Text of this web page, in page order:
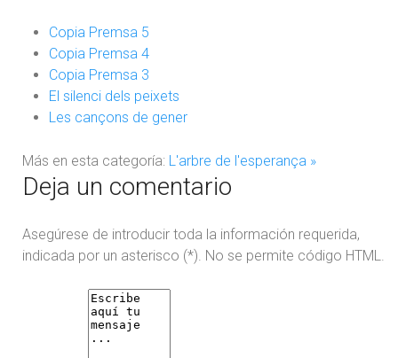
Copia Premsa 5
Copia Premsa 4
Copia Premsa 3
El silenci dels peixets
Les cançons de gener
Más en esta categoría: L'arbre de l'esperança »
Deja un comentario
Asegúrese de introducir toda la información requerida,
indicada por un asterisco (*). No se permite código HTML.